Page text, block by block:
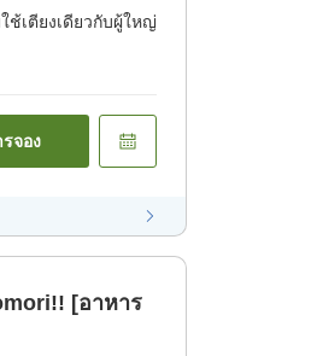
ช้เตียงเดียวกับผู้ใหญ่
จอง
[อาหาร